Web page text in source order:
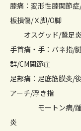
膝痛：変形性膝関節
板損傷/Ｘ脚/O脚
オスグッド/鵞足炎/
手首痛・手：バネ指/
群/CM関節症
足部痛：足底筋膜炎/
アーチ/浮き指
モートン病/踵骨
炎